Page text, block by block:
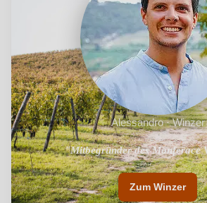
Alessandro · Winzer
"Mitbegründer des Monferace
Zum Winzer